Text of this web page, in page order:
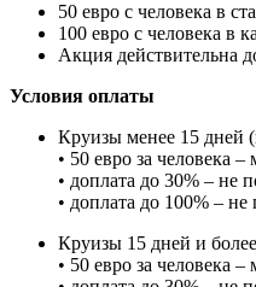
50 евро с человека в
100 евро с человека в
Акция действительна
Условия оплаты
Круизы менее 15 дней
• 50 евро за человека
• доплата до 30% – не
• доплата до 100% – не
Круизы 15 дней и
• 50 евро за человека